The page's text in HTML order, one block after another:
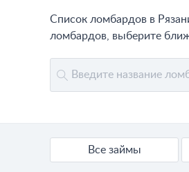
Список ломбардов в
ломбардов, выберите
Все займы